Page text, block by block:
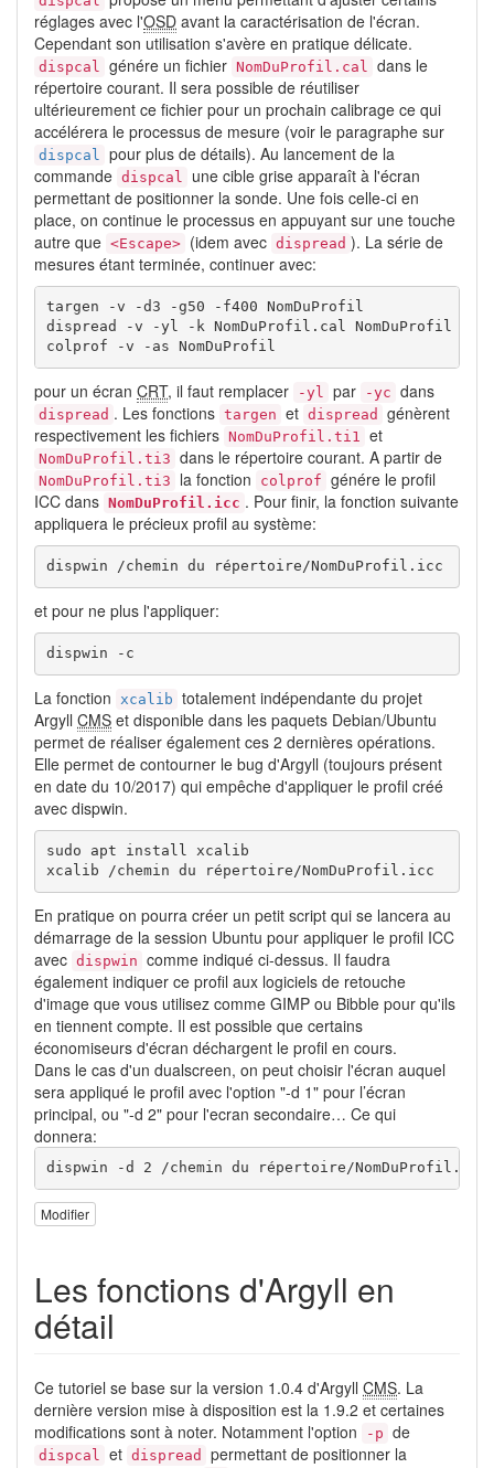
réglages avec l'OSD avant la caractérisation de l'écran.
Cependant son utilisation s'avère en pratique délicate.
dispcal génére un fichier NomDuProfil.cal
dans le
répertoire courant. Il sera possible de réutiliser
ultérieurement ce fichier pour un prochain calibrage ce qui
accélérera le processus de mesure (voir le paragraphe sur
dispcal
pour plus de détails). Au lancement de la
commande dispcal
une cible grise apparaît à l'écran
permettant de positionner la sonde. Une fois celle-ci en
place, on continue le processus en appuyant sur une touche
autre que <Escape> (idem avec dispread ). La série de
mesures étant terminée, continuer avec:
targen -v -d3 -g50 -f400 NomDuProfil
dispread -v -yl -k NomDuProfil.cal NomDuProfil
colprof -v -as NomDuProfil
pour un écran CRT, il faut remplacer -yl par -yc dans
dispread . Les fonctions targen et dispread
génèrent
respectivement les fichiers NomDuProfil.ti1 et
NomDuProfil.ti3 dans le répertoire courant. A partir de
NomDuProfil.ti3 la fonction colprof génére le profil
ICC dans NomDuProfil.icc . Pour finir, la fonction suivante
appliquera le précieux profil au système:
dispwin /chemin du répertoire/NomDuProfil.icc
et pour ne plus l'appliquer:
dispwin -c
La fonction xcalib totalement indépendante du projet
Argyll CMS et disponible dans les paquets Debian/Ubuntu
permet de réaliser également ces 2 dernières opérations.
Elle permet de contourner le bug d'Argyll (toujours présent
en date du 10/2017) qui empêche d'appliquer le profil créé
avec dispwin.
sudo apt install xcalib
xcalib /chemin du répertoire/NomDuProfil.icc
En pratique on pourra créer un petit script qui se lancera au
démarrage de la session Ubuntu pour appliquer le profil ICC
avec dispwin comme indiqué ci-dessus. Il faudra
également indiquer ce profil aux logiciels de retouche
d'image que vous utilisez comme GIMP ou Bibble pour qu'ils
en tiennent compte. Il est possible que certains
économiseurs d'écran déchargent le profil en cours.
Dans le cas d'un dualscreen, on peut choisir l'écran auquel
sera appliqué le profil avec l'option "-d 1" pour l’écran
principal, ou "-d 2" pour l'ecran secondaire… Ce qui
donnera:
dispwin -d 2 /chemin du répertoire/NomDuProfil.icc
Modifier
Les fonctions d'Argyll en
détail
Ce tutoriel se base sur la version 1.0.4 d'Argyll CMS. La
dernière version mise à disposition est la 1.9.2 et certaines
modifications sont à noter. Notamment l'option
-p de
dispcal et dispread
permettant de positionner la